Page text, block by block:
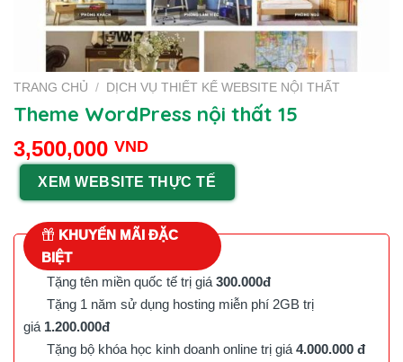
TRANG CHỦ / DỊCH VỤ THIẾT KẾ WEBSITE NỘI THẤT
Theme WordPress nội thất 15
3,500,000 VND
XEM WEBSITE THỰC TẾ
KHUYẾN MÃI ĐẶC
BIỆT
Tặng tên miền quốc tế trị giá 300.000đ
Tặng 1 năm sử dụng hosting miễn phí 2GB trị
giá 1.200.000đ
Tặng bộ khóa học kinh doanh online trị giá 4.000.000 đ